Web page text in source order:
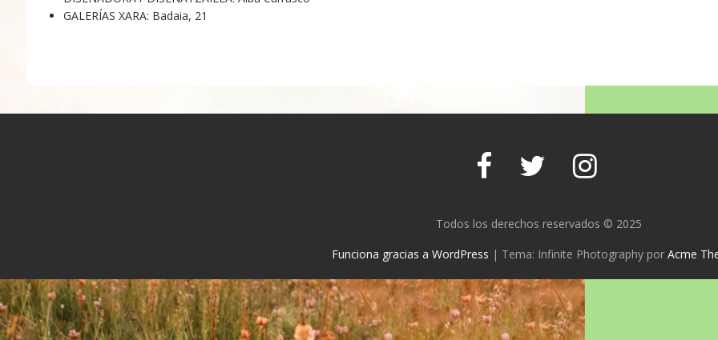
GALERÍAS XARA: Badaia, 21
Todos los derechos reservados © 2025
Funciona gracias a WordPress | Tema: Infinite Photography por Acme